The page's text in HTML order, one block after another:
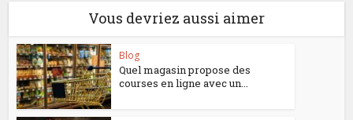
Vous devriez aussi aimer
Blog
Quel magasin propose des
courses en ligne avec un...